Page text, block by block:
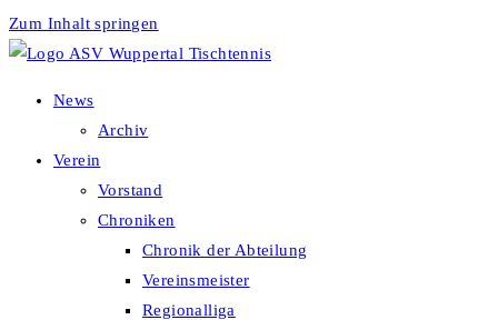
Zum Inhalt springen
News
Archiv
Verein
Vorstand
Chroniken
Chronik der Abteilung
Vereinsmeister
Regionalliga